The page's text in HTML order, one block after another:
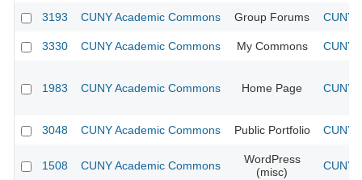
3193 CUNY Academic Commons Group Forums CUNY
3330 CUNY Academic Commons My Commons CUNY
1983 CUNY Academic Commons Home Page CUNY
3048 CUNY Academic Commons Public Portfolio CUNY
1508 CUNY Academic Commons
WordPress
(misc)
CUNY